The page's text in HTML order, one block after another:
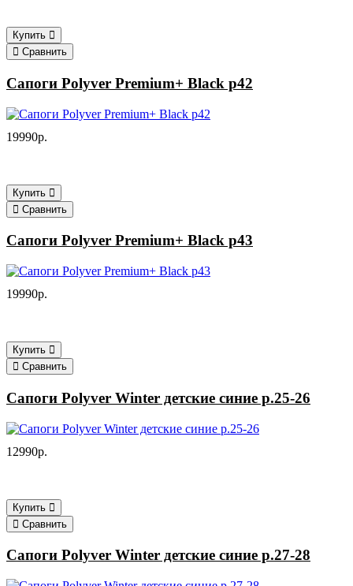
Купить
Сравнить
Сапоги Polyver Premium+ Black р42
19990р.
Купить
Сравнить
Сапоги Polyver Premium+ Black р43
19990р.
Купить
Сравнить
Сапоги Polyver Winter детские синие р.25-26
12990р.
Купить
Сравнить
Сапоги Polyver Winter детские синие р.27-28